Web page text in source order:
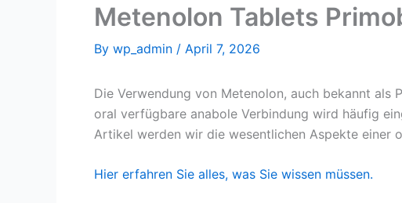
Metenolon Tablets
By wp_admin / April 7, 2026
Die Verwendung von Metenolon, auch bekannt
oral verfügbare anabole Verbindung wird häufig
Artikel werden wir die wesentlichen Aspekte einer
Hier erfahren Sie alles, was Sie wissen müssen.